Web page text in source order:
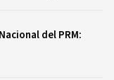
del PRM: